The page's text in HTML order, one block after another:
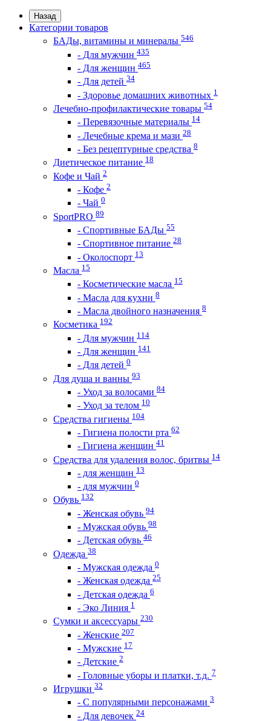
Назад
Категории товаров
БАДы, витамины и минералы 546
- Для мужчин 435
- Для женщин 465
- Для детей 34
- Здоровье домашних животных 1
Лечебно-профилактические товары 54
- Перевязочные материалы 14
- Лечебные крема и мази 28
- Без рецептурные средства 8
Диетическое питание 18
Кофе и Чай 2
- Кофе 2
- Чай 0
SportPRO 89
- Спортивные БАДы 55
- Спортивное питание 28
- Околоспорт 13
Масла 15
- Косметические масла 15
- Масла для кухни 8
- Масла двойного назначения 8
Косметика 192
- Для мужчин 114
- Для женщин 141
- Для детей 0
Для душа и ванны 93
- Уход за волосами 84
- Уход за телом 10
Средства гигиены 104
- Гигиена полости рта 62
- Гигиена женщин 41
Средства для удаления волос, бритвы 14
- для женщин 13
- для мужчин 0
Обувь 132
- Женская обувь 94
- Мужская обувь 98
- Детская обувь 46
Одежда 38
- Мужская одежда 0
- Женская одежда 25
- Детская одежда 6
- Эко Линия 1
Сумки и аксессуары 230
- Женские 207
- Мужские 17
- Детские 2
- Головные уборы и платки, т.д. 7
Игрушки 32
- С популярными персонажами 3
- Для девочек 24